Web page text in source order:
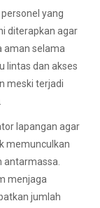
yang
diterapkan agar
aman selama
lintas dan akses
meski terjadi
lapangan agar
memunculkan
menjaga
jumlah